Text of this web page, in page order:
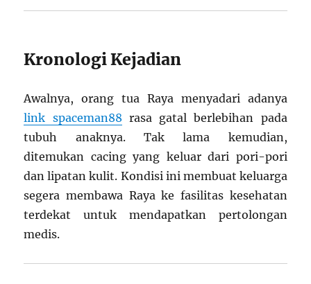
Kronologi Kejadian
Awalnya, orang tua Raya menyadari adanya
link spaceman88 rasa gatal berlebihan pada
tubuh anaknya. Tak lama kemudian,
ditemukan cacing yang keluar dari pori-pori
dan lipatan kulit. Kondisi ini membuat keluarga
segera membawa Raya ke fasilitas kesehatan
terdekat untuk mendapatkan pertolongan
medis.